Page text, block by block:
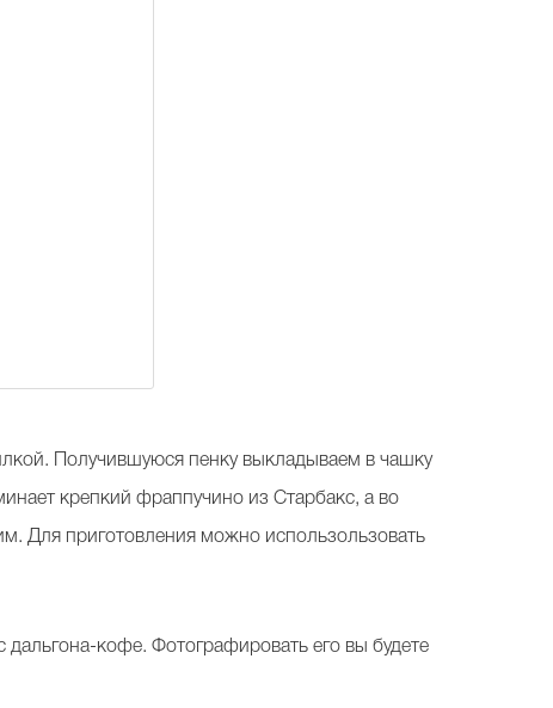
Получившуюся пенку выкладываем в чашку
крепкий фраппучино из Старбакс, а во
Для приготовления можно использользовать
дальгона-кофе. Фотографировать его вы будете